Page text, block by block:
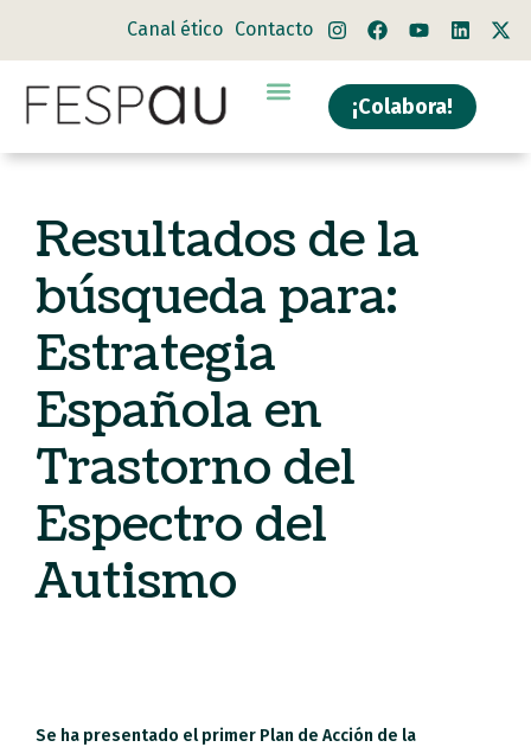
Canal ético Contacto
¡Colabora!
Resultados de la
búsqueda para:
Estrategia
Española en
Trastorno del
Espectro del
Autismo
Se ha presentado el primer Plan de Acción de la